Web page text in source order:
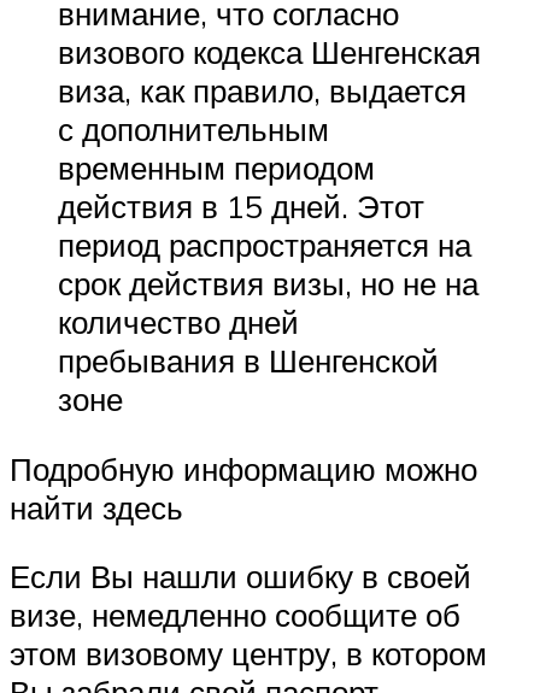
внимание, что согласно
визового кодекса Шенгенская
виза, как правило, выдается
с дополнительным
временным периодом
действия в 15 дней. Этот
период распространяется на
срок действия визы, но не на
количество дней
пребывания в Шенгенской
зоне
Подробную информацию можно
найти здесь
Если Вы нашли ошибку в своей
визе, немедленно сообщите об
этом визовому центру, в котором